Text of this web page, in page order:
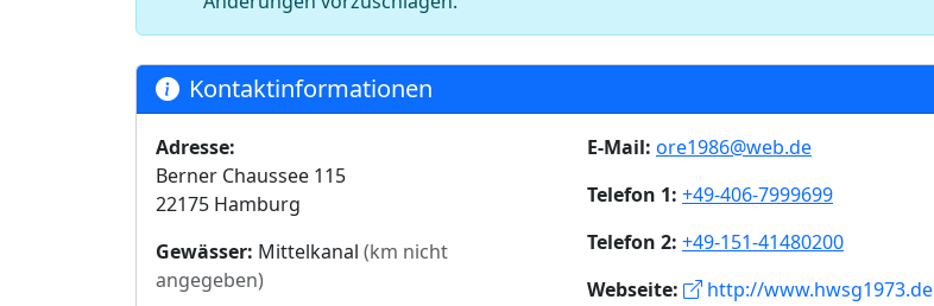
Kontaktinformationen
Adresse:
Berner Chaussee 115
22175 Hamburg
Gewässer: Mittelkanal (km nicht
angegeben)
E-Mail: ore1986@web.de
Telefon 1: +49-406-7999699
Telefon 2: +49-151-41480200
Webseite:
http://www.hwsg1973.de